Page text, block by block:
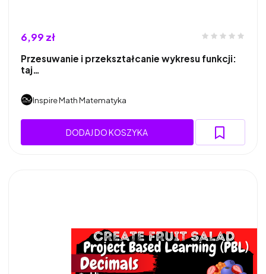
6,99 zł
Przesuwanie i przekształcanie wykresu funkcji:
taj…
Inspire Math Matematyka
DODAJ DO KOSZYKA